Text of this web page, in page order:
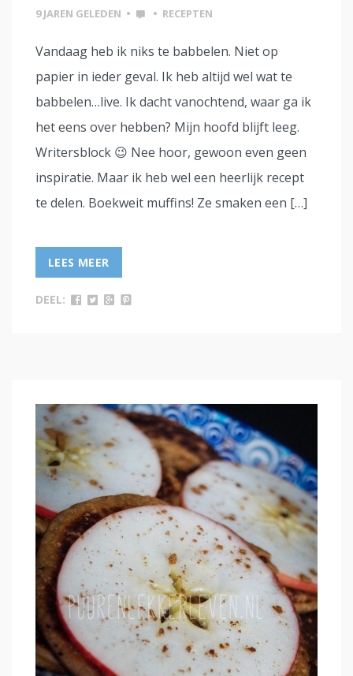
9 JAREN GELEDEN • • RECEPTEN
Vandaag heb ik niks te babbelen. Niet op
papier in ieder geval. Ik heb altijd wel wat te
babbelen…live. Ik dacht vanochtend, waar ga ik
het eens over hebben? Mijn hoofd blijft leeg.
Writersblock 😉 Nee hoor, gewoon even geen
inspiratie. Maar ik heb wel een heerlijk recept
te delen. Boekweit muffins! Ze smaken een […]
LEES MEER
DEEL: